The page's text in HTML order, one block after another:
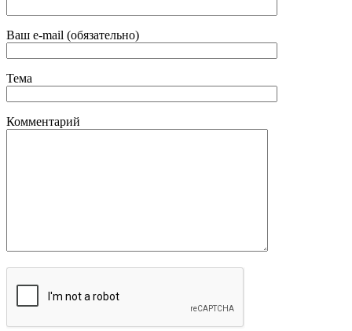
Ваш e-mail (обязательно)
Тема
Комментарий